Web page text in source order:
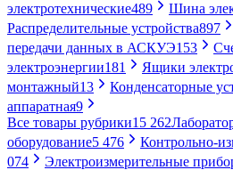
электротехнические489 Шина
Распределительные устройства897
передачи данных в АСКУЭ153
электроэнергии181 Ящики
монтажный13 Конденсаторные
аппаратная9
Все товары рубрики15 262
оборудование5 476 Контрольно-
074
Электроизмерительные